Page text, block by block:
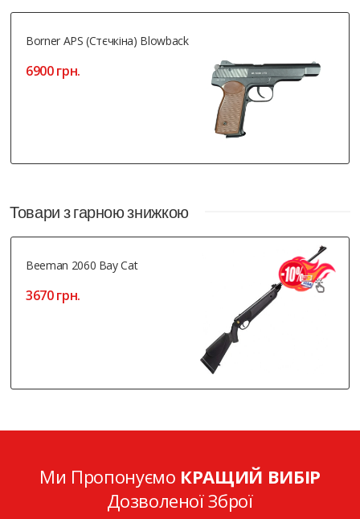
Borner APS (Стєчкіна) Blowback
6900 грн.
Товари з гарною знижкою
Beeman 2060 Bay Cat
3670 грн.
Ми Пропонуємо КРАЩИЙ ВИБІР
Дозволеної Зброї